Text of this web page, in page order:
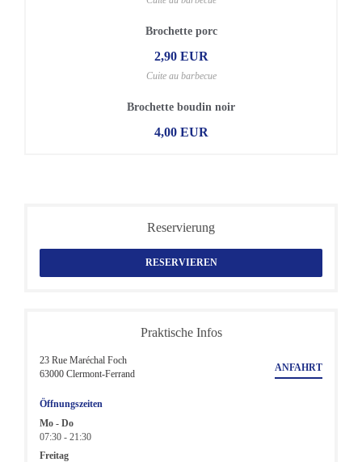
Brochette porc
2,90 EUR
Cuite au barbecue
Brochette boudin noir
4,00 EUR
Reservierung
RESERVIEREN
Praktische Infos
23 Rue Maréchal Foch
63000 Clermont-Ferrand((öffnet ein neues Fenster))
ANFAHRT
Öffnungszeiten
Mo - Do
07:30 - 21:30
Freitag